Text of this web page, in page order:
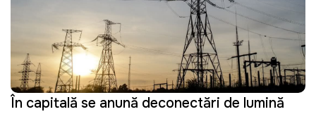
În capitală se anunță deconectări de lumină